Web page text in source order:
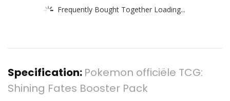
Frequently Bought Together Loading...
Specification: Pokemon officiële TCG:
Shining Fates Booster Pack